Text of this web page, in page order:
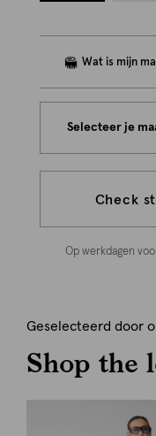
Selecteer je
Check
Op werkdagen
Geselecteerd door
Shop the